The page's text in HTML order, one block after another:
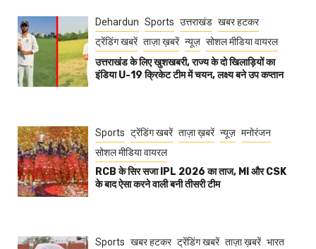
Dehardun Sports उत्तराखंड खबर हटकर
ट्रेंडिंग खबरें ताज़ा ख़बरें न्यूज़ सोशल मीडिया वायरल
उत्तराखंड के लिए खुशखबरी, राज्य के दो खिलाड़ियों का
इंडिया U-19 क्रिकेट टीम में चयन, लक्ष्य बने उप कप्तान
Sports ट्रेंडिंग खबरें ताज़ा ख़बरें न्यूज़ मनोरंजन
सोशल मीडिया वायरल
RCB के सिर सजा IPL 2026 का ताज, MI और CSK
के बाद ऐसा करने वाली बनी तीसरी टीम
Sports खबर हटकर ट्रेंडिंग खबरें ताज़ा ख़बरें भारत